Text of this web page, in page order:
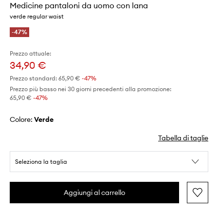
Medicine pantaloni da uomo con lana
verde regular waist
-47%
Prezzo attuale:
34,90 €
Prezzo standard: 65,90 € -47%
Prezzo più basso nei 30 giorni precedenti alla promozione:
65,90 € -47%
Colore: verde
Tabella di taglie
Seleziona la taglia
Aggiungi al carrello